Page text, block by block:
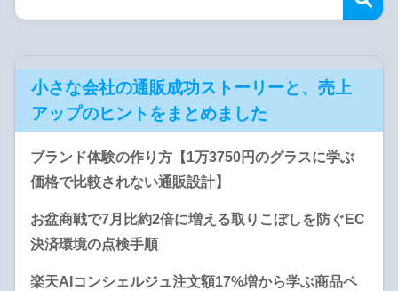
小さな会社の通販成功ストーリーと、売上
アップのヒントをまとめました
ブランド体験の作り方【1万3750円のグラスに学ぶ
価格で比較されない通販設計】
お盆商戦で7月比約2倍に増える取りこぼしを防ぐEC
決済環境の点検手順
楽天AIコンシェルジュ注文額17%増から学ぶ商品ペ